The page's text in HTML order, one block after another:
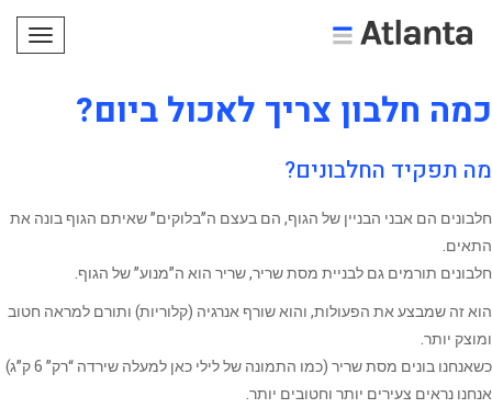
כמה חלבון צריך לאכול ביום?
מה תפקיד החלבונים?
חלבונים הם אבני הבניין של הגוף, הם בעצם ה”בלוקים” שאיתם הגוף בונה את
התאים.
חלבונים תורמים גם לבניית מסת שריר, שריר הוא ה”מנוע” של הגוף.
הוא זה שמבצע את הפעולות, והוא שורף אנרגיה (קלוריות) ותורם למראה חטוב
ומוצק יותר.
כשאנחנו בונים מסת שריר (כמו התמונה של לילי כאן למעלה שירדה “רק” 6 ק”ג)
אנחנו נראים צעירים יותר וחטובים יותר.